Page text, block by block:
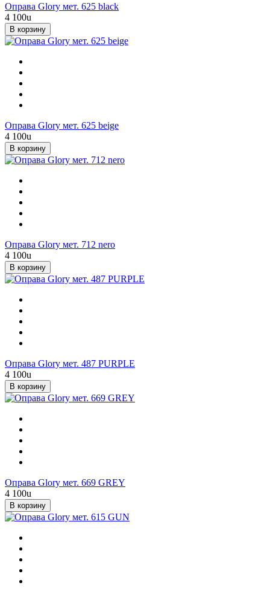
Оправа Glory мет. 625 black
4 100u
В корзину
Оправа Glory мет. 625 beige
4 100u
В корзину
Оправа Glory мет. 712 nero
4 100u
В корзину
Оправа Glory мет. 487 PURPLE
4 100u
В корзину
Оправа Glory мет. 669 GREY
4 100u
В корзину